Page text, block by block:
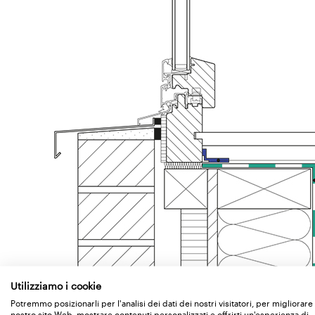
Utilizziamo i cookie
Potremmo posizionarli per l'analisi dei dati dei nostri visitatori, per migliorare